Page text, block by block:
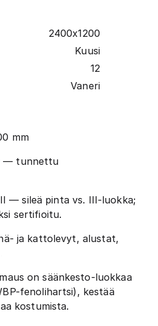
2400x1200
Kuusi
12
Vaneri
mm
— tunnettu
— sileä pinta vs. III-luokka;
sertifioitu.
ja kattolevyt, alustat,
on säänkesto-luokkaa
fenolihartsi), kestää
kostumista.